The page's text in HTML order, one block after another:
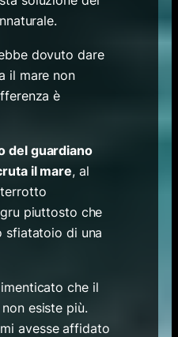
dovuto dare
il mare non
è
del guardiano
il mare, al
piuttosto che
sfiatatoio di una
che il
esiste più.
avesse affidato